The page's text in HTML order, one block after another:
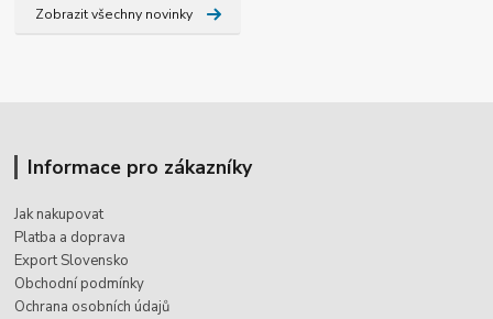
Zobrazit všechny novinky
Informace pro zákazníky
Jak nakupovat
Platba a doprava
Export Slovensko
Obchodní podmínky
Ochrana osobních údajů